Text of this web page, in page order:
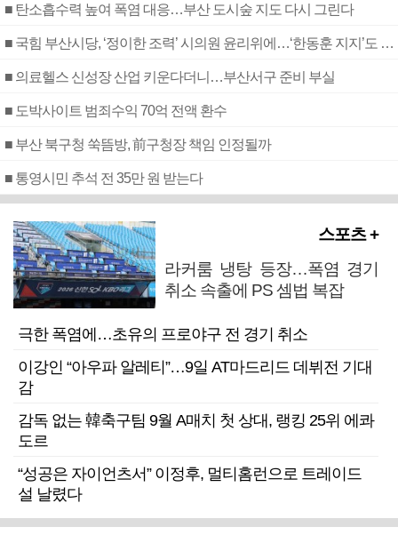
■ 탄소흡수력 높여 폭염 대응…부산 도시숲 지도 다시 그린다
■ 국힘 부산시당, ‘정이한 조력’ 시의원 윤리위에…‘한동훈 지지’도 신고접수
■ 의료헬스 신성장 산업 키운다더니…부산서구 준비 부실
■ 도박사이트 범죄수익 70억 전액 환수
■ 부산 북구청 쑥뜸방, 前구청장 책임 인정될까
■ 통영시민 추석 전 35만 원 받는다
스포츠 +
라커룸 냉탕 등장…폭염 경기
취소 속출에 PS 셈법 복잡
극한 폭염에…초유의 프로야구 전 경기 취소
이강인 “아우파 알레티”…9일 AT마드리드 데뷔전 기대
감
감독 없는 韓축구팀 9월 A매치 첫 상대, 랭킹 25위 에콰
도르
“성공은 자이언츠서” 이정후, 멀티홈런으로 트레이드
설 날렸다